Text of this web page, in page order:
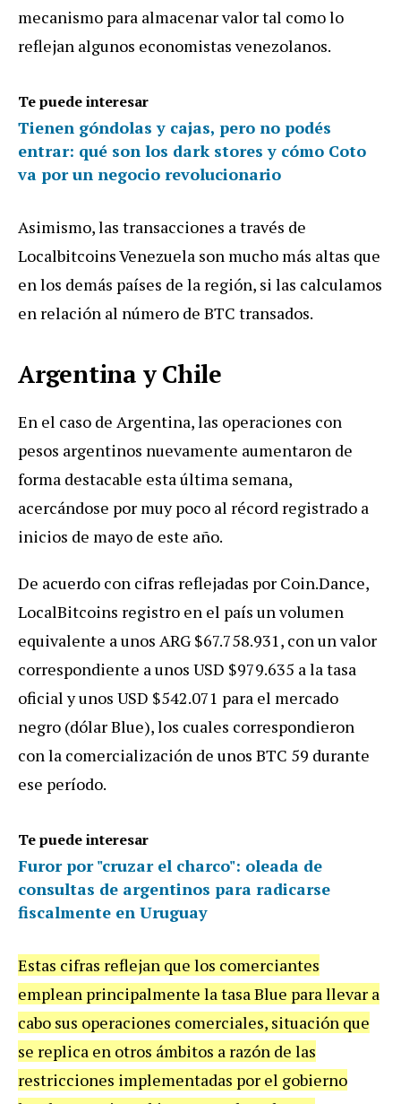
mecanismo para almacenar valor tal como lo
reflejan algunos economistas venezolanos.
Te puede interesar
Tienen góndolas y cajas, pero no podés
entrar: qué son los dark stores y cómo Coto
va por un negocio revolucionario
Asimismo, las transacciones a través de
Localbitcoins Venezuela son mucho más altas que
en los demás países de la región, si las calculamos
en relación al número de BTC transados.
Argentina y Chile
En el caso de Argentina, las operaciones con
pesos argentinos nuevamente aumentaron de
forma destacable esta última semana,
acercándose por muy poco al récord registrado a
inicios de mayo de este año.
De acuerdo con cifras reflejadas por Coin.Dance,
LocalBitcoins registro en el país un volumen
equivalente a unos ARG $67.758.931, con un valor
correspondiente a unos USD $979.635 a la tasa
oficial y unos USD $542.071 para el mercado
negro (dólar Blue), los cuales correspondieron
con la comercialización de unos BTC 59 durante
ese período.
Te puede interesar
Furor por "cruzar el charco": oleada de
consultas de argentinos para radicarse
fiscalmente en Uruguay
Estas cifras reflejan que los comerciantes
emplean principalmente la tasa Blue para llevar a
cabo sus operaciones comerciales, situación que
se replica en otros ámbitos a razón de las
restricciones implementadas por el gobierno